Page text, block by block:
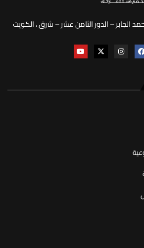
الجابر – الدور الثامن عشر – شرق ، الكويت